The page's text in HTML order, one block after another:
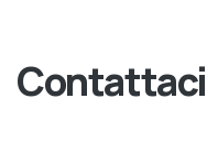
Contattaci